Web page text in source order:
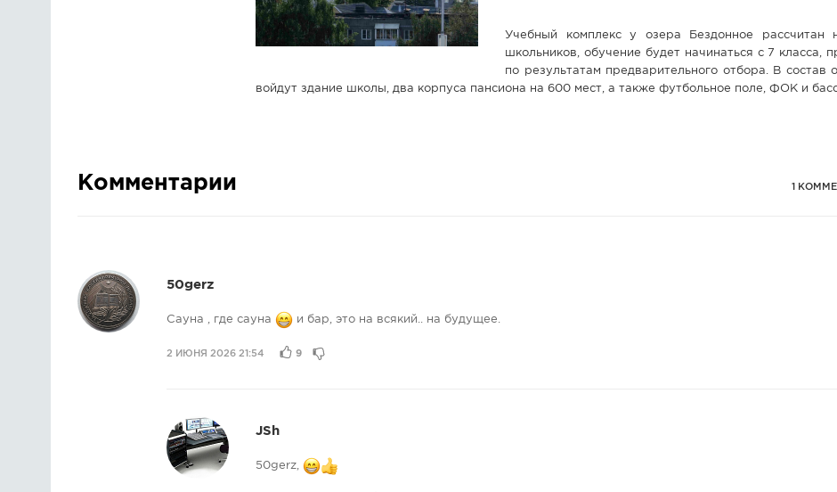
Учебный комплекс у озера Бездонное рассчитан
школьников, обучение будет начинаться с 7 класса,
по результатам предварительного отбора. В состав
войдут здание школы, два корпуса пансиона на 600 мест, а также футбольное поле, ФОК и
Комментарии 1
50gerz
Сауна , где сауна и бар, это на всякий.. на будущее.
2 ИЮНЯ 2026 21:54 9
JSh
50gerz,